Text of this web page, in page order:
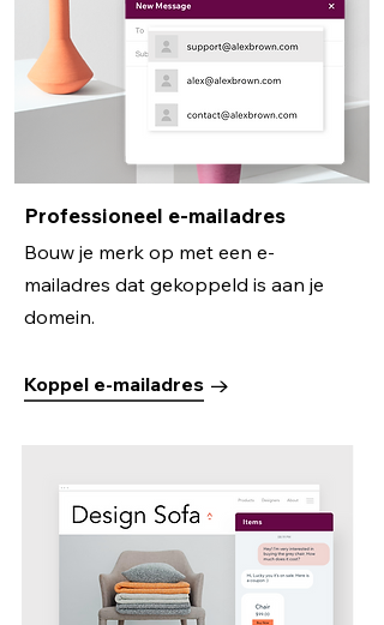
Professioneel e-mailadres
Bouw je merk op met een e-
mailadres dat gekoppeld is aan je
domein.
Koppel e-mailadres